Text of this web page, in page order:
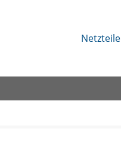
Netzteile